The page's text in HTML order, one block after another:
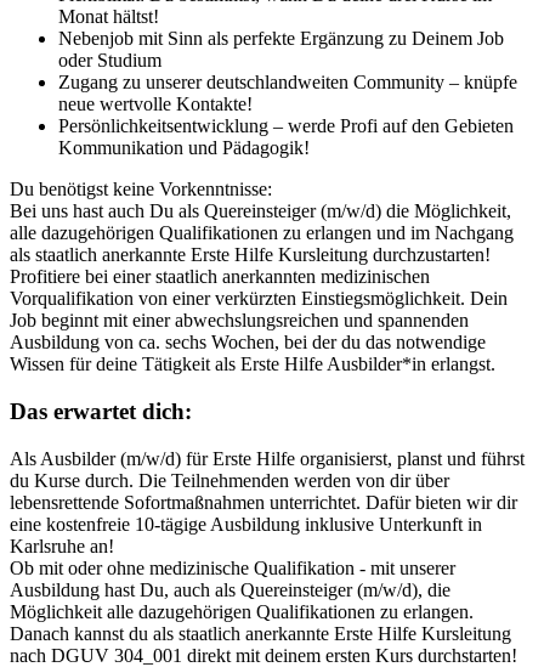
Monat hältst!
Nebenjob mit Sinn als perfekte Ergänzung zu Deinem Job
oder Studium
Zugang zu unserer deutschlandweiten Community – knüpfe
neue wertvolle Kontakte!
Persönlichkeitsentwicklung – werde Profi auf den Gebieten
Kommunikation und Pädagogik!
Du benötigst keine Vorkenntnisse:
Bei uns hast auch Du als Quereinsteiger (m/w/d) die Möglichkeit,
alle dazugehörigen Qualifikationen zu erlangen und im Nachgang
als staatlich anerkannte Erste Hilfe Kursleitung durchzustarten!
Profitiere bei einer staatlich anerkannten medizinischen
Vorqualifikation von einer verkürzten Einstiegsmöglichkeit. Dein
Job beginnt mit einer abwechslungsreichen und spannenden
Ausbildung von ca. sechs Wochen, bei der du das notwendige
Wissen für deine Tätigkeit als Erste Hilfe Ausbilder*in erlangst.
Das erwartet dich:
Als Ausbilder (m/w/d) für Erste Hilfe organisierst, planst und führst
du Kurse durch. Die Teilnehmenden werden von dir über
lebensrettende Sofortmaßnahmen unterrichtet. Dafür bieten wir dir
eine kostenfreie 10-tägige Ausbildung inklusive Unterkunft in
Karlsruhe an!
Ob mit oder ohne medizinische Qualifikation - mit unserer
Ausbildung hast Du, auch als Quereinsteiger (m/w/d), die
Möglichkeit alle dazugehörigen Qualifikationen zu erlangen.
Danach kannst du als staatlich anerkannte Erste Hilfe Kursleitung
nach DGUV 304_001 direkt mit deinem ersten Kurs durchstarten!